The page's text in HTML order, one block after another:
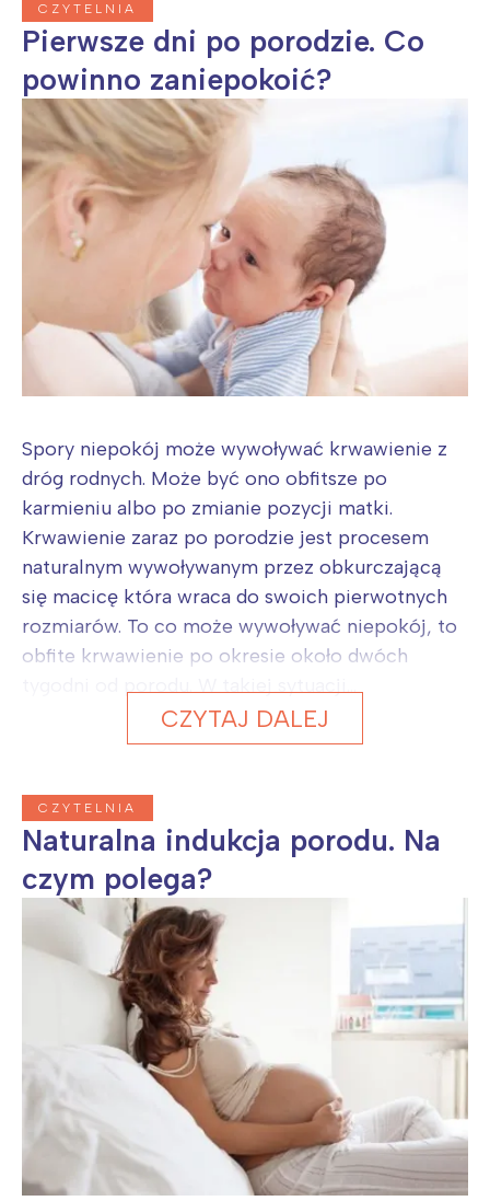
CZYTELNIA
Pierwsze dni po porodzie. Co
powinno zaniepokoić?
Spory niepokój może wywoływać krwawienie z
dróg rodnych. Może być ono obfitsze po
karmieniu albo po zmianie pozycji matki.
Krwawienie zaraz po porodzie jest procesem
naturalnym wywoływanym przez obkurczającą
się macicę która wraca do swoich pierwotnych
rozmiarów. To co może wywoływać niepokój, to
obfite krwawienie po okresie około dwóch
CZYTAJ DALEJ
CZYTELNIA
Naturalna indukcja porodu. Na
czym polega?